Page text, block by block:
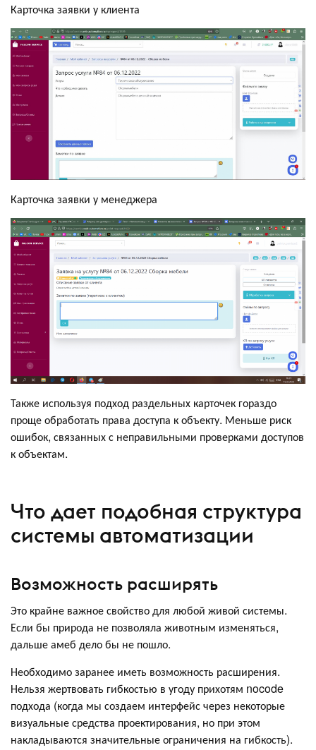
Карточка заявки у клиента
Карточка заявки у менеджера
Также используя подход раздельных карточек гораздо
проще обработать права доступа к объекту. Меньше риск
ошибок, связанных с неправильными проверками доступов
к объектам.
Что дает подобная структура
системы автоматизации
Возможность расширять
Это крайне важное свойство для любой живой системы.
Если бы природа не позволяла животным изменяться,
дальше амеб дело бы не пошло.
Необходимо заранее иметь возможность расширения.
Нельзя жертвовать гибкостью в угоду прихотям nocode
подхода (когда мы создаем интерфейс через некоторые
визуальные средства проектирования, но при этом
накладываются значительные ограничения на гибкость).